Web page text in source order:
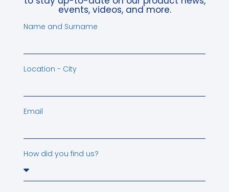
events, videos, and more.
Name and Surname
Location - City
Email
How did you find us?